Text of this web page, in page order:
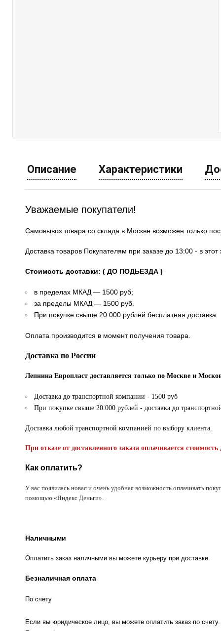
Описание Характеристики
Уважаемые покупатели!
Самовывоз товара со склада в Москве возможен только
Доставка товаров Покупателям при заказе до 13:00 - в
Стоимость доставки: ( ДО ПОДЬЕЗДА )
в пределах МКАД — 1500 руб;
за пределы МКАД — 1500 руб.
При покупке свыше 20.000 рублей бесплатная доставка
Оплата производится в момент получения товара.
Доставка по России
Лепнина Европласт доставляется только по Москве и
Доставка до транспортной компании - 1500 руб
При покупке свыше 20.000 рублей - доставка до
Доставка любой транспортной компанией по выбору клиента.
При отказе от доставленного заказа оплачивается стоимость
Как оплатить?
У вас появилась новая и очень удобная возможность оплачивать
помощью «Яндекс Деньги».
Наличными
Оплатить заказ наличными вы можете курьеру при доставке.
Безналичная оплата
По счету
Если вы юридическое лицо, вы можете оплатить заказ по счету.